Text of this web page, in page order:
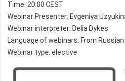
Time: 20:00 CEST
Webinar Presenter: Evgeniya
Webinar interpreter: Delia Dykes
Language of webinars: From
Webinar type: elective